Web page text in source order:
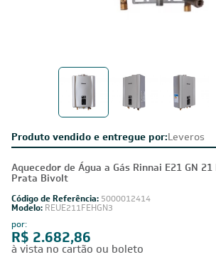
Produto vendido e entregue por:Leveros
Aquecedor de Água a Gás Rinnai E21 GN
Prata Bivolt
Código de Referência: 5000012414
Modelo: REUE211FEHGN3
por:
R$ 2.682,86
à vista no cartão ou boleto